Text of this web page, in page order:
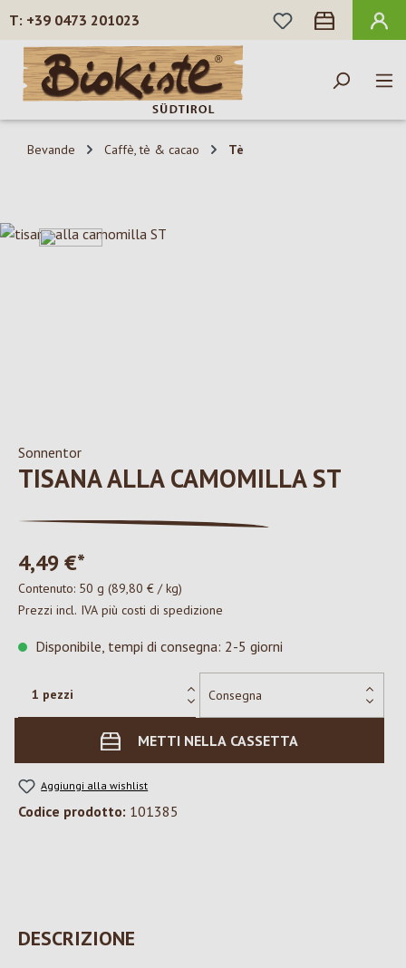
Passa al contenuto principale
+39 0473 201023
HAI 0 ARTICOLI
Bevande Caffè, tè & cacao Tè
Salta la galleria di immagini
Sonnentor
TISANA ALLA CAMOMILLA ST
4,49 €*
Contenuto: 50 g (89,80 € / kg)
Prezzi incl. IVA più costi di spedizione
Disponibile, tempi di consegna: 2-5 giorni
METTI NELLA CASSETTA
Aggiungi alla wishlist
Codice prodotto: 101385
DESCRIZIONE